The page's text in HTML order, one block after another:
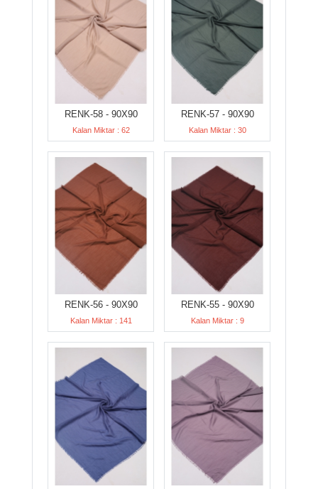
RENK-58 - 90X90
Kalan Miktar : 62
RENK-57 - 90X90
Kalan Miktar : 30
RENK-56 - 90X90
Kalan Miktar : 141
RENK-55 - 90X90
Kalan Miktar : 9